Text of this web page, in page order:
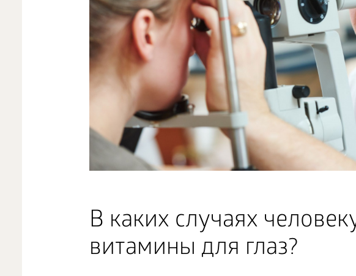
В каких случаях
витамины для глаз?